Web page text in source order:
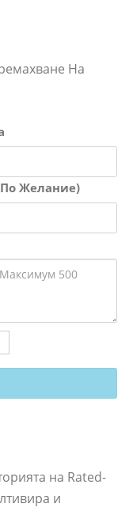
На
Желание)
на Rated-
и